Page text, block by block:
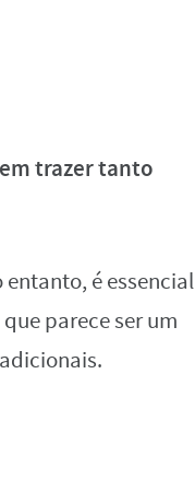
trazer tanto
é essencial
parece ser um